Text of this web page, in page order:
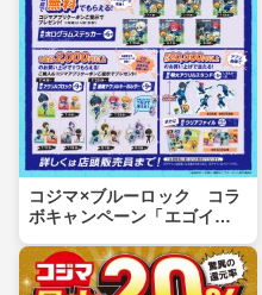
コジマ×ブルーロック コラ
ボキャンペーン「エゴイス